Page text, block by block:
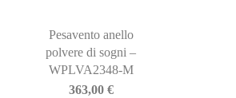
Pesavento anello
polvere di sogni –
WPLVA2348-M
363,00 €